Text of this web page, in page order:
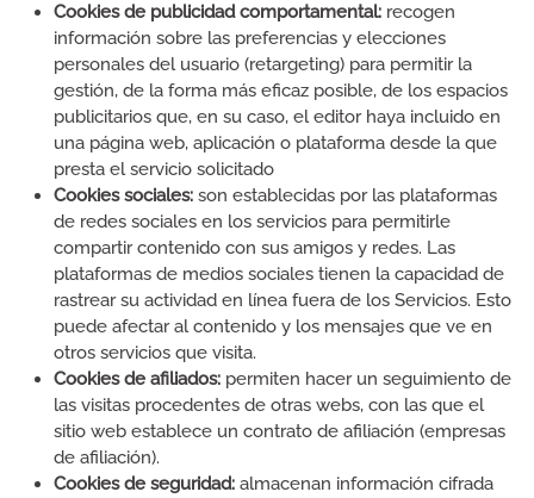
Cookies de publicidad comportamental: recogen
información sobre las preferencias y elecciones
personales del usuario (retargeting) para permitir la
gestión, de la forma más eficaz posible, de los espacios
publicitarios que, en su caso, el editor haya incluido en
una página web, aplicación o plataforma desde la que
presta el servicio solicitado
Cookies sociales: son establecidas por las plataformas
de redes sociales en los servicios para permitirle
compartir contenido con sus amigos y redes. Las
plataformas de medios sociales tienen la capacidad de
rastrear su actividad en línea fuera de los Servicios. Esto
puede afectar al contenido y los mensajes que ve en
otros servicios que visita.
Cookies de afiliados: permiten hacer un seguimiento de
las visitas procedentes de otras webs, con las que el
sitio web establece un contrato de afiliación (empresas
de afiliación).
Cookies de seguridad: almacenan información cifrada